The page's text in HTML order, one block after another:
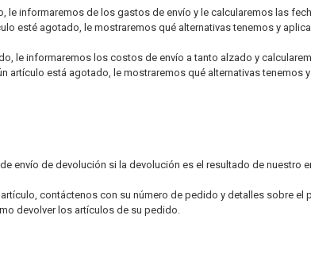
le informaremos de los gastos de envío y le calcularemos las
esté agotado, le mostraremos qué alternativas tenemos y
le informaremos los costos de envío a tanto alzado y
artículo está agotado, le mostraremos qué alternativas
envío de devolución si la devolución es el resultado de nuestro
contáctenos con su número de pedido y detalles sobre
devolver los artículos de su pedido.